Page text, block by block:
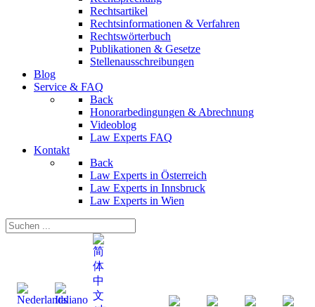
Rechtsartikel
Rechtsinformationen & Verfahren
Rechtswörterbuch
Publikationen & Gesetze
Stellenausschreibungen
Blog
Service & FAQ
Back
Honorarbedingungen & Abrechnung
Videoblog
Law Experts FAQ
Kontakt
Back
Law Experts in Österreich
Law Experts in Innsbruck
Law Experts in Wien